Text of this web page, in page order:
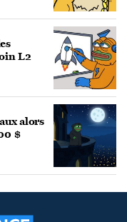
L2
alors
$